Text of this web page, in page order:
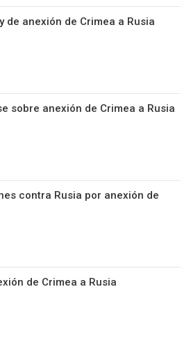
de anexión de Crimea a Rusia
sobre anexión de Crimea a Rusia
contra Rusia por anexión de
de Crimea a Rusia